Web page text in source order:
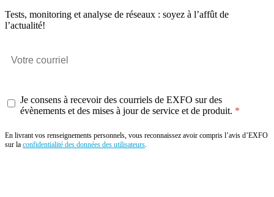
Tests, monitoring et analyse de réseaux : soyez à l’affût de
l’actualité!
Je consens à recevoir des courriels de EXFO sur des
évènements et des mises à jour de service et de produit.
En livrant vos renseignements personnels, vous reconnaissez avoir compris l’avis d’EXFO
sur la confidentialité des données des utilisateurs.